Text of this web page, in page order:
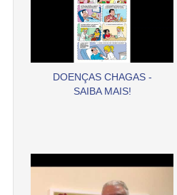
DOENÇAS CHAGAS -
SAIBA MAIS!